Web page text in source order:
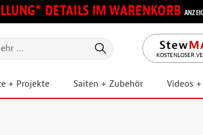
DETAILS IM WARENKORB
KOSTENLOSER
+ Projekte Saiten + Zubehör Videos